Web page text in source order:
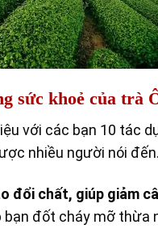
sức khoẻ của trà
với các bạn 10 tác
nhiều người nói đến.
đổi chất, giúp giảm
bạn đốt cháy mỡ thừa